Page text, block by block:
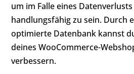
um im Falle eines
handlungsfähig zu sein. Durch
optimierte Datenbank kannst
deines WooCommerce-
verbessern.